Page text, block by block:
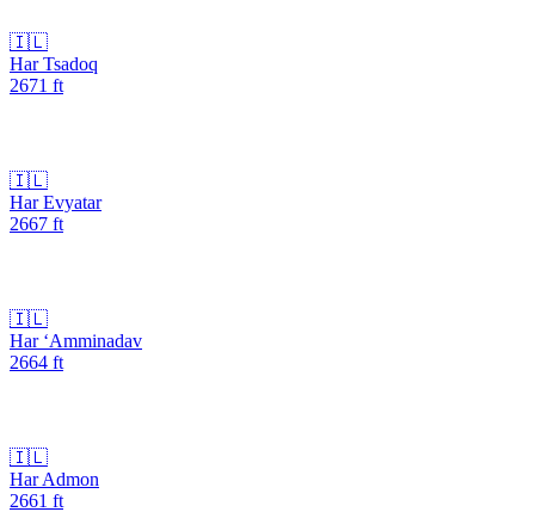
🇮🇱
Har Tsadoq
2671 ft
🇮🇱
Har Evyatar
2667 ft
🇮🇱
Har ‘Amminadav
2664 ft
🇮🇱
Har Admon
2661 ft